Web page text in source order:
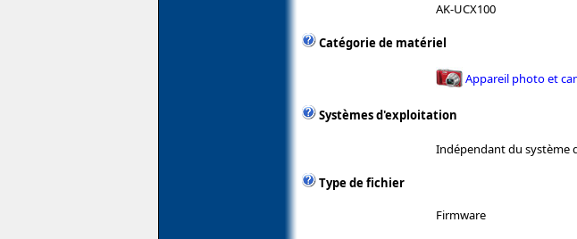
AK-UCX100
Catégorie de matériel
Appareil photo et
Systèmes d'exploitation
Indépendant du système
Type de fichier
Firmware